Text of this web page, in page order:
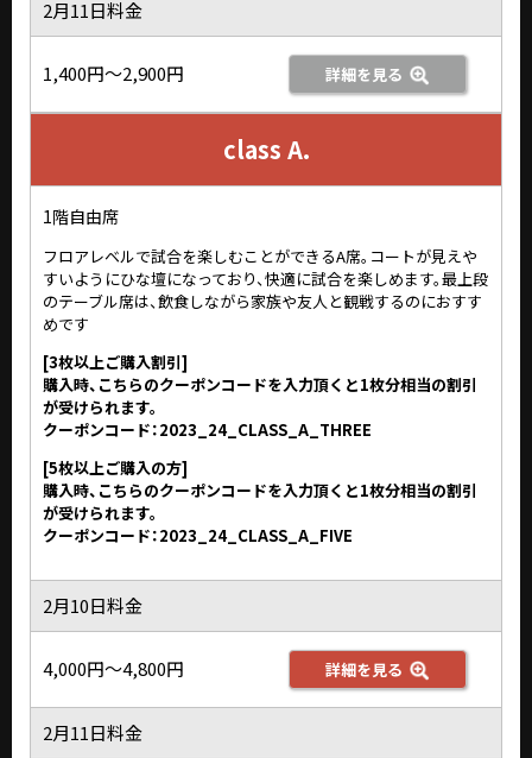
2月11日料金
1,400円～2,900円 詳細を見る
class A.
1階自由席
フロアレベルで試合を楽しむことができるA席。コートが見えや
すいようにひな壇になっており、快適に試合を楽しめます。最上段
のテーブル席は、飲食しながら家族や友人と観戦するのにおすす
めです
[3枚以上ご購入割引]
購入時、こちらのクーポンコードを入力頂くと1枚分相当の割引
が受けられます。
クーポンコード：2023_24_CLASS_A_THREE
[5枚以上ご購入の方]
購入時、こちらのクーポンコードを入力頂くと1枚分相当の割引
が受けられます。
クーポンコード：2023_24_CLASS_A_FIVE
2月10日料金
4,000円～4,800円 詳細を見る
2月11日料金